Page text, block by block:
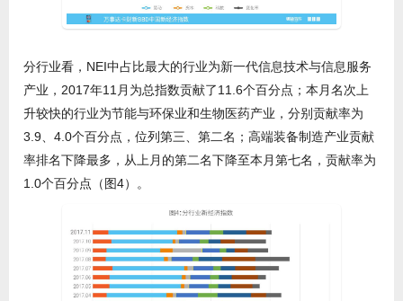
分行业看，NEI中占比最大的行业为新一代信息技术与信息服务
产业，2017年11月为总指数贡献了11.6个百分点；本月名次上
升较快的行业为节能与环保业和生物医药产业，分别贡献率为
3.9、4.0个百分点，位列第三、第二名；高端装备制造产业贡献
率排名下降最多，从上月的第二名下降至本月第七名，贡献率为
1.0个百分点（图4）。